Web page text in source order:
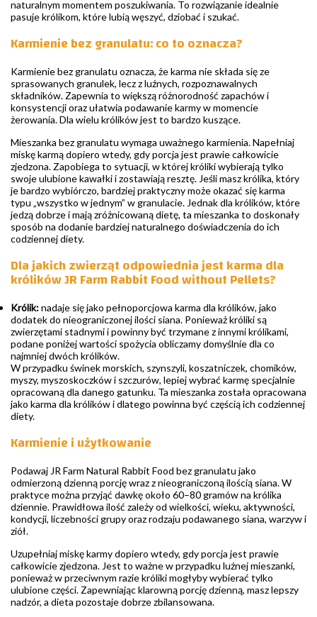
naturalnym momentem poszukiwania. To rozwiązanie idealnie
pasuje królikom, które lubią węszyć, dziobać i szukać.
Karmienie bez granulatu: co to oznacza?
Karmienie bez granulatu oznacza, że karma nie składa się ze
sprasowanych granulek, lecz z luźnych, rozpoznawalnych
składników. Zapewnia to większą różnorodność zapachów i
konsystencji oraz ułatwia podawanie karmy w momencie
żerowania. Dla wielu królików jest to bardzo kuszące.
Mieszanka bez granulatu wymaga uważnego karmienia. Napełniaj
miskę karmą dopiero wtedy, gdy porcja jest prawie całkowicie
zjedzona. Zapobiega to sytuacji, w której króliki wybierają tylko
swoje ulubione kawałki i zostawiają resztę. Jeśli masz królika, który
je bardzo wybiórczo, bardziej praktyczny może okazać się karma
typu „wszystko w jednym” w granulacie. Jednak dla królików, które
jedzą dobrze i mają zróżnicowaną dietę, ta mieszanka to doskonały
sposób na dodanie bardziej naturalnego doświadczenia do ich
codziennej diety.
Dla jakich zwierząt odpowiednia jest karma dla
królików JR Farm Rabbit Food without Pellets?
Królik:nadaje się jako pełnoporcjowa karma dla królików, jako
dodatek do nieograniczonej ilości siana. Ponieważ króliki są
zwierzętami stadnymi i powinny być trzymane z innymi królikami,
podane poniżej wartości spożycia obliczamy domyślnie dla co
najmniej dwóch królików.
W przypadku świnek morskich, szynszyli, koszatniczek, chomików,
myszy, myszoskoczków i szczurów, lepiej wybrać karmę specjalnie
opracowaną dla danego gatunku. Ta mieszanka została opracowana
jako karma dla królików i dlatego powinna być częścią ich codziennej
diety.
Karmienie i użytkowanie
Podawaj JR Farm Natural Rabbit Food bez granulatu jako
odmierzoną dzienną porcję wraz z nieograniczoną ilością siana. W
praktyce można przyjąć dawkę około 60–80 gramów na królika
dziennie. Prawidłowa ilość zależy od wielkości, wieku, aktywności,
kondycji, liczebności grupy oraz rodzaju podawanego siana, warzyw i
ziół.
Uzupełniaj miskę karmy dopiero wtedy, gdy porcja jest prawie
całkowicie zjedzona. Jest to ważne w przypadku luźnej mieszanki,
ponieważ w przeciwnym razie króliki mogłyby wybierać tylko
ulubione części. Zapewniając klarowną porcję dzienną, masz lepszy
nadzór, a dieta pozostaje dobrze zbilansowana.